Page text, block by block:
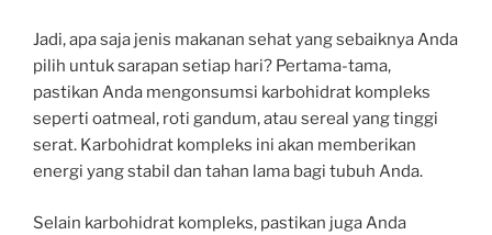
Jadi, apa saja jenis makanan sehat yang sebaiknya Anda
pilih untuk sarapan setiap hari? Pertama-tama,
pastikan Anda mengonsumsi karbohidrat kompleks
seperti oatmeal, roti gandum, atau sereal yang tinggi
serat. Karbohidrat kompleks ini akan memberikan
energi yang stabil dan tahan lama bagi tubuh Anda.
Selain karbohidrat kompleks, pastikan juga Anda